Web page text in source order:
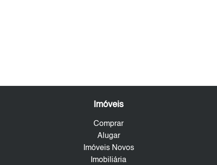
Imóveis
Comprar
Alugar
Imóveis Novos
Imobiliária